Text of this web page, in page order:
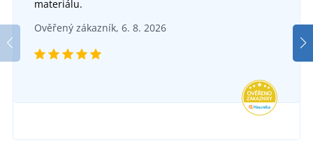
Městský batoh LOOM
839 Kč
materiálu.
Ověřený zákazník, 6. 8. 2026